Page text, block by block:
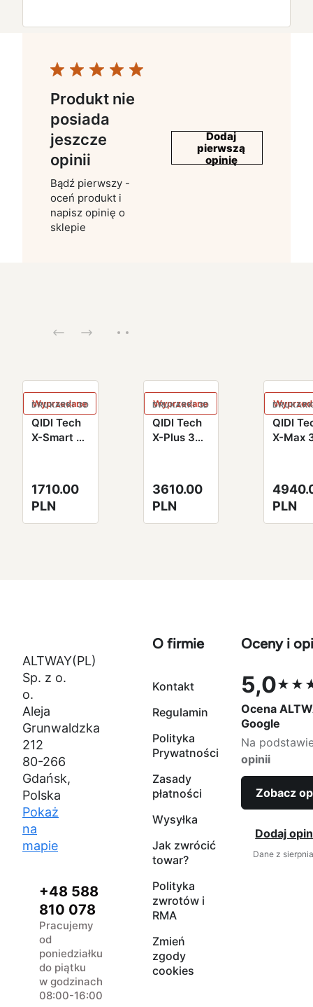
Produkt nie
posiada
jeszcze
opinii
Bądź pierwszy -
oceń produkt i
napisz opinię o
sklepie
Dodaj
pierwszą
opinię
Wyprzedane
DRUKARKI 3D
QIDI Tech
X-Smart 3
1710.00
PLN
Wyprzedane
DRUKARKI 3D
QIDI Tech
X-Plus 3
3610.00
PLN
QIDI
X-Max
PLN
ALTWAY(PL)
Sp. z o.
o.
Aleja
Grunwaldzka
212
80-266
Gdańsk,
Polska
Pokaż
na
mapie
+48 588
810 078
Pracujemy
od
poniedziałku
do piątku
w godzinach
08:00-16:00
O firmie
Kontakt
Regulamin
Polityka
Prywatności
Zasady
płatności
Wysyłka
Jak zwrócić
towar?
Polityka
zwrotów i
RMA
Zmień
zgody
cookies
Oceny i
5,0
Ocena 5,0
Ocena
Google
Na
opinii
Zobacz
Dodaj
Dane z